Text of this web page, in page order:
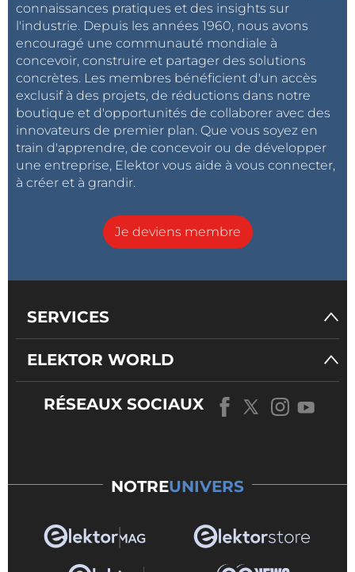
connaissances pratiques et des insights sur
l'industrie. Depuis les années 1960, nous avons
encouragé une communauté mondiale à
concevoir, construire et partager des solutions
concrètes. Les membres bénéficient d'un accès
exclusif à des projets, de réductions dans notre
boutique et d'opportunités de collaborer avec des
innovateurs de premier plan. Que vous soyez en
train d'apprendre, de concevoir ou de développer
une entreprise, Elektor vous aide à vous connecter,
à créer et à grandir.
Je deviens membre
SERVICES
ELEKTOR WORLD
RÉSEAUX SOCIAUX
NOTREUNIVERS